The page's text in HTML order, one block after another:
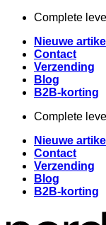
inhoud
Complete
Nieuwe
Contact
Verzending
Blog
B2B-korting
Complete
Nieuwe
Contact
Verzending
Blog
B2B-korting